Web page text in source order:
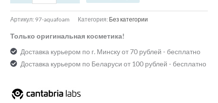
Артикул: 97-aquafoam Категория: Без категории
Только оригинальная косметика!
Доставка курьером по г. Минску от 70 рублей - бесплатно
Доставка курьером по Беларуси от 100 рублей - бесплатно